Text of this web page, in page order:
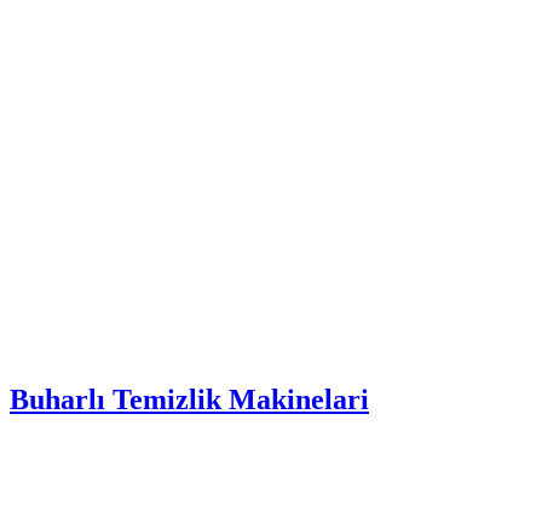
Buharlı Temizlik Makinelari